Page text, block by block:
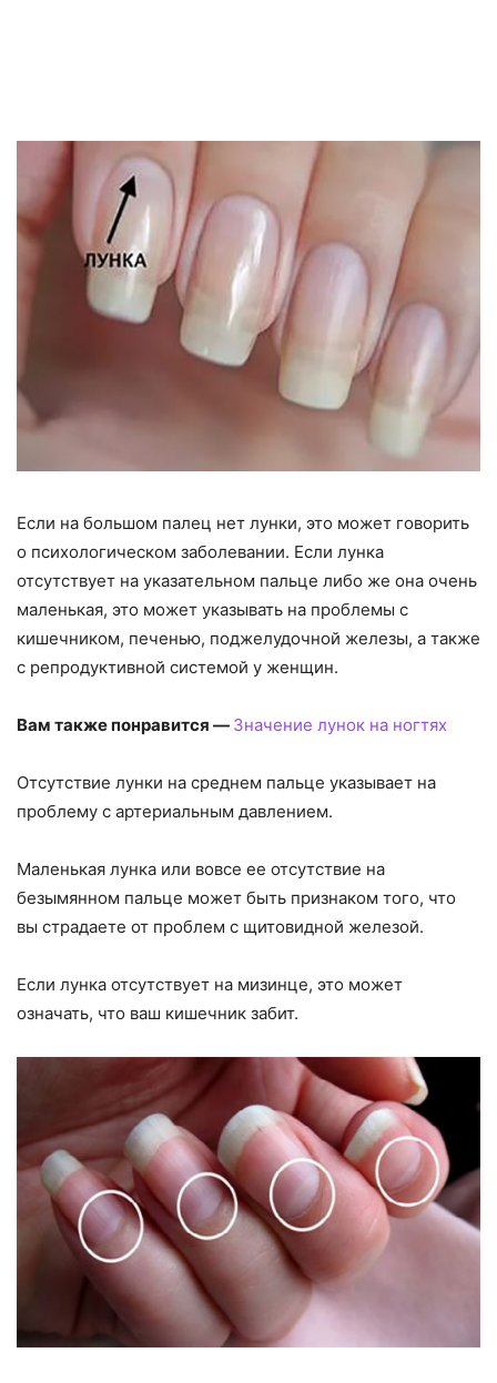
Если на большом палец нет лунки, это может говорить
о психологическом заболевании. Если лунка
отсутствует на указательном пальце либо же она очень
маленькая, это может указывать на проблемы с
кишечником, печенью, поджелудочной железы, а также
с репродуктивной системой у женщин.
Вам также понравится — Значение лунок на ногтях
Отсутствие лунки на среднем пальце указывает на
проблему с артериальным давлением.
Маленькая лунка или вовсе ее отсутствие на
безымянном пальце может быть признаком того, что
вы страдаете от проблем с щитовидной железой.
Если лунка отсутствует на мизинце, это может
означать, что ваш кишечник забит.